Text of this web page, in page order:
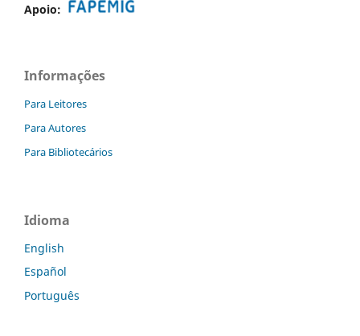
Apoio:
Informações
Para Leitores
Para Autores
Para Bibliotecários
Idioma
English
Español
Português